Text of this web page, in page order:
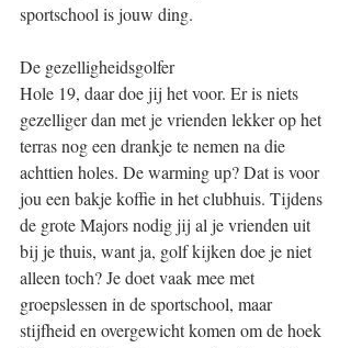
sportschool is jouw ding.
De gezelligheidsgolfer
Hole 19, daar doe jij het voor. Er is niets
gezelliger dan met je vrienden lekker op het
terras nog een drankje te nemen na die
achttien holes. De warming up? Dat is voor
jou een bakje koffie in het clubhuis. Tijdens
de grote Majors nodig jij al je vrienden uit
bij je thuis, want ja, golf kijken doe je niet
alleen toch? Je doet vaak mee met
groepslessen in de sportschool, maar
stijfheid en overgewicht komen om de hoek